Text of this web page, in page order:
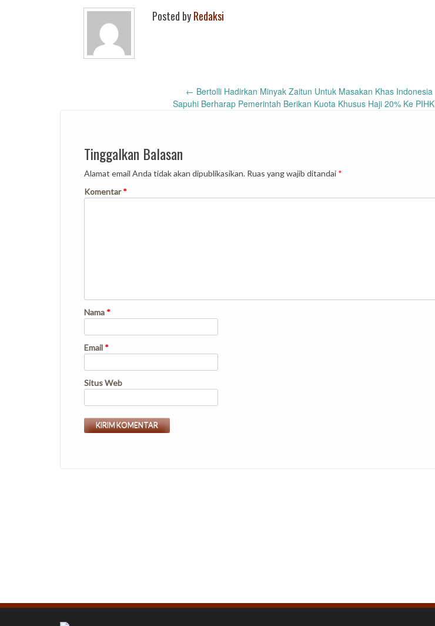
Posted byRedaksi
navigation
← Bertolli Hadirkan Minyak Zaitun Untuk Masakan Khas Indonesia
Sapuhi Berharap Pemerintah Berikan Kuota Khusus Haji 20% Ke PIHK
Tinggalkan Balasan
Alamat email Anda tidak akan dipublikasikan. Ruas yang wajib ditandai *
Komentar*
Nama *
Email *
Situs Web